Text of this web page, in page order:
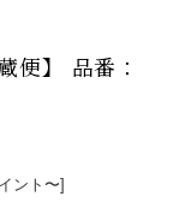
】 品番：
ント〜]